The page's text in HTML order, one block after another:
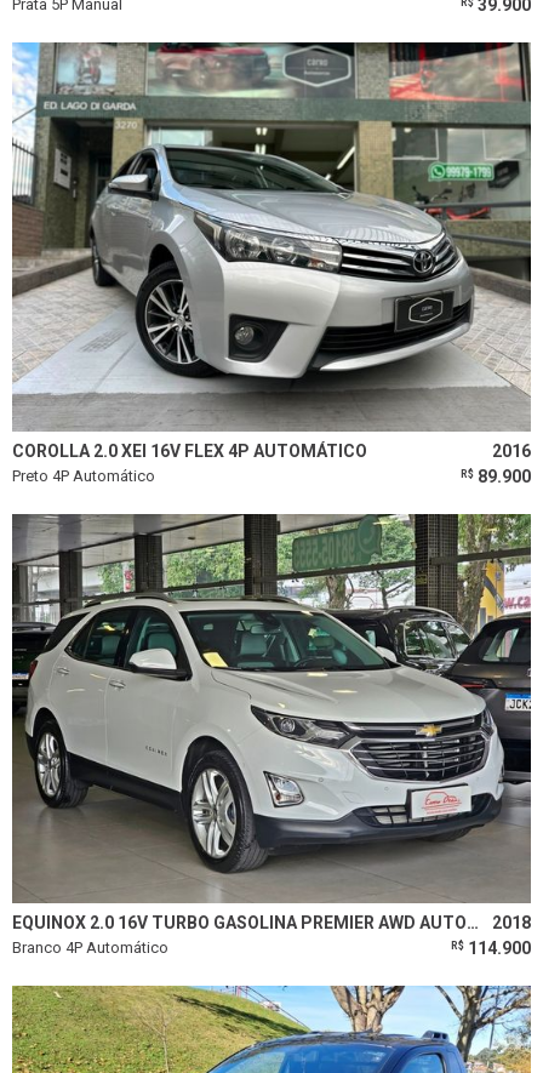
Prata 5P Manual R$ 39.900
COROLLA 2.0 XEI 16V FLEX 4P AUTOMÁTICO 2016
Preto 4P Automático R$ 89.900
EQUINOX 2.0 16V TURBO GASOLINA PREMIER AWD AUTOMÁTICO 2018
Branco 4P Automático R$ 114.900